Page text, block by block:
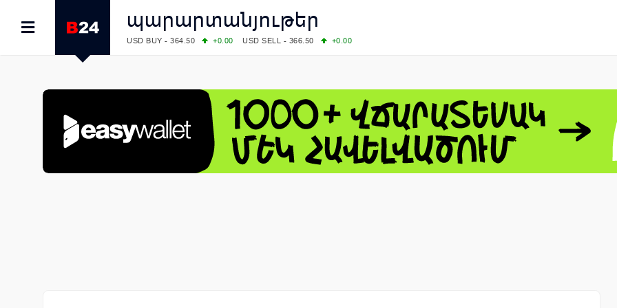
պարարտանյութեր
USD BUY - 364.50 +0.00 USD SELL - 366.50
+0.00
COMEX: PLATINUM - 1759.60
LME: ALUMINIUM - 3184.00
-0.27 COPPER - 13791.00
-0.12
LME: NICKEL - 17249.00
+0.09 TIN - 55268.00
+2.50
LME: LEAD - 1877.50
-1.00 ZINC - 3643.00
+1.43
FOREX: USD/JPY - 157.76
-0.39 EUR/GBP - 1.1558
+0.32
FOREX: EUR/USD - 1.1558
+0.32 GBP/USD - 1.3488
+0.30